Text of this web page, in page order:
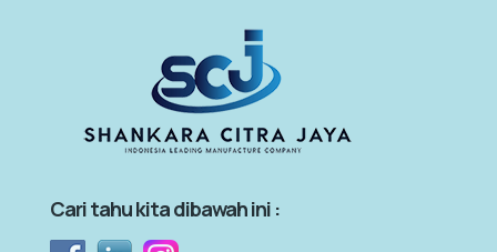
Cari tahu kita dibawah ini :